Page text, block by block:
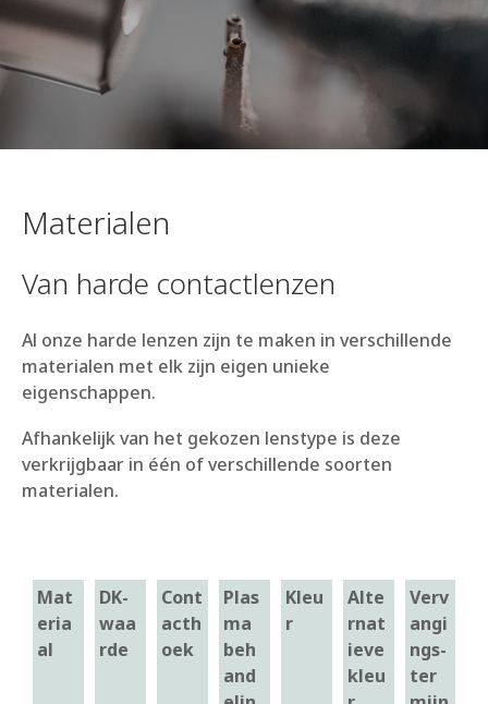
Materialen
Van harde contactlenzen
Al onze harde lenzen zijn te maken in verschillende
materialen met elk zijn eigen unieke
eigenschappen.
Afhankelijk van het gekozen lenstype is deze
verkrijgbaar in één of verschillende soorten
materialen.
Mat
eria
al
DK-
waa
rde
Cont
acth
oek
Plas
ma
beh
and
Kleu
r
Alte
rnat
ieve
kleu
Verv
angi
ngs-
ter